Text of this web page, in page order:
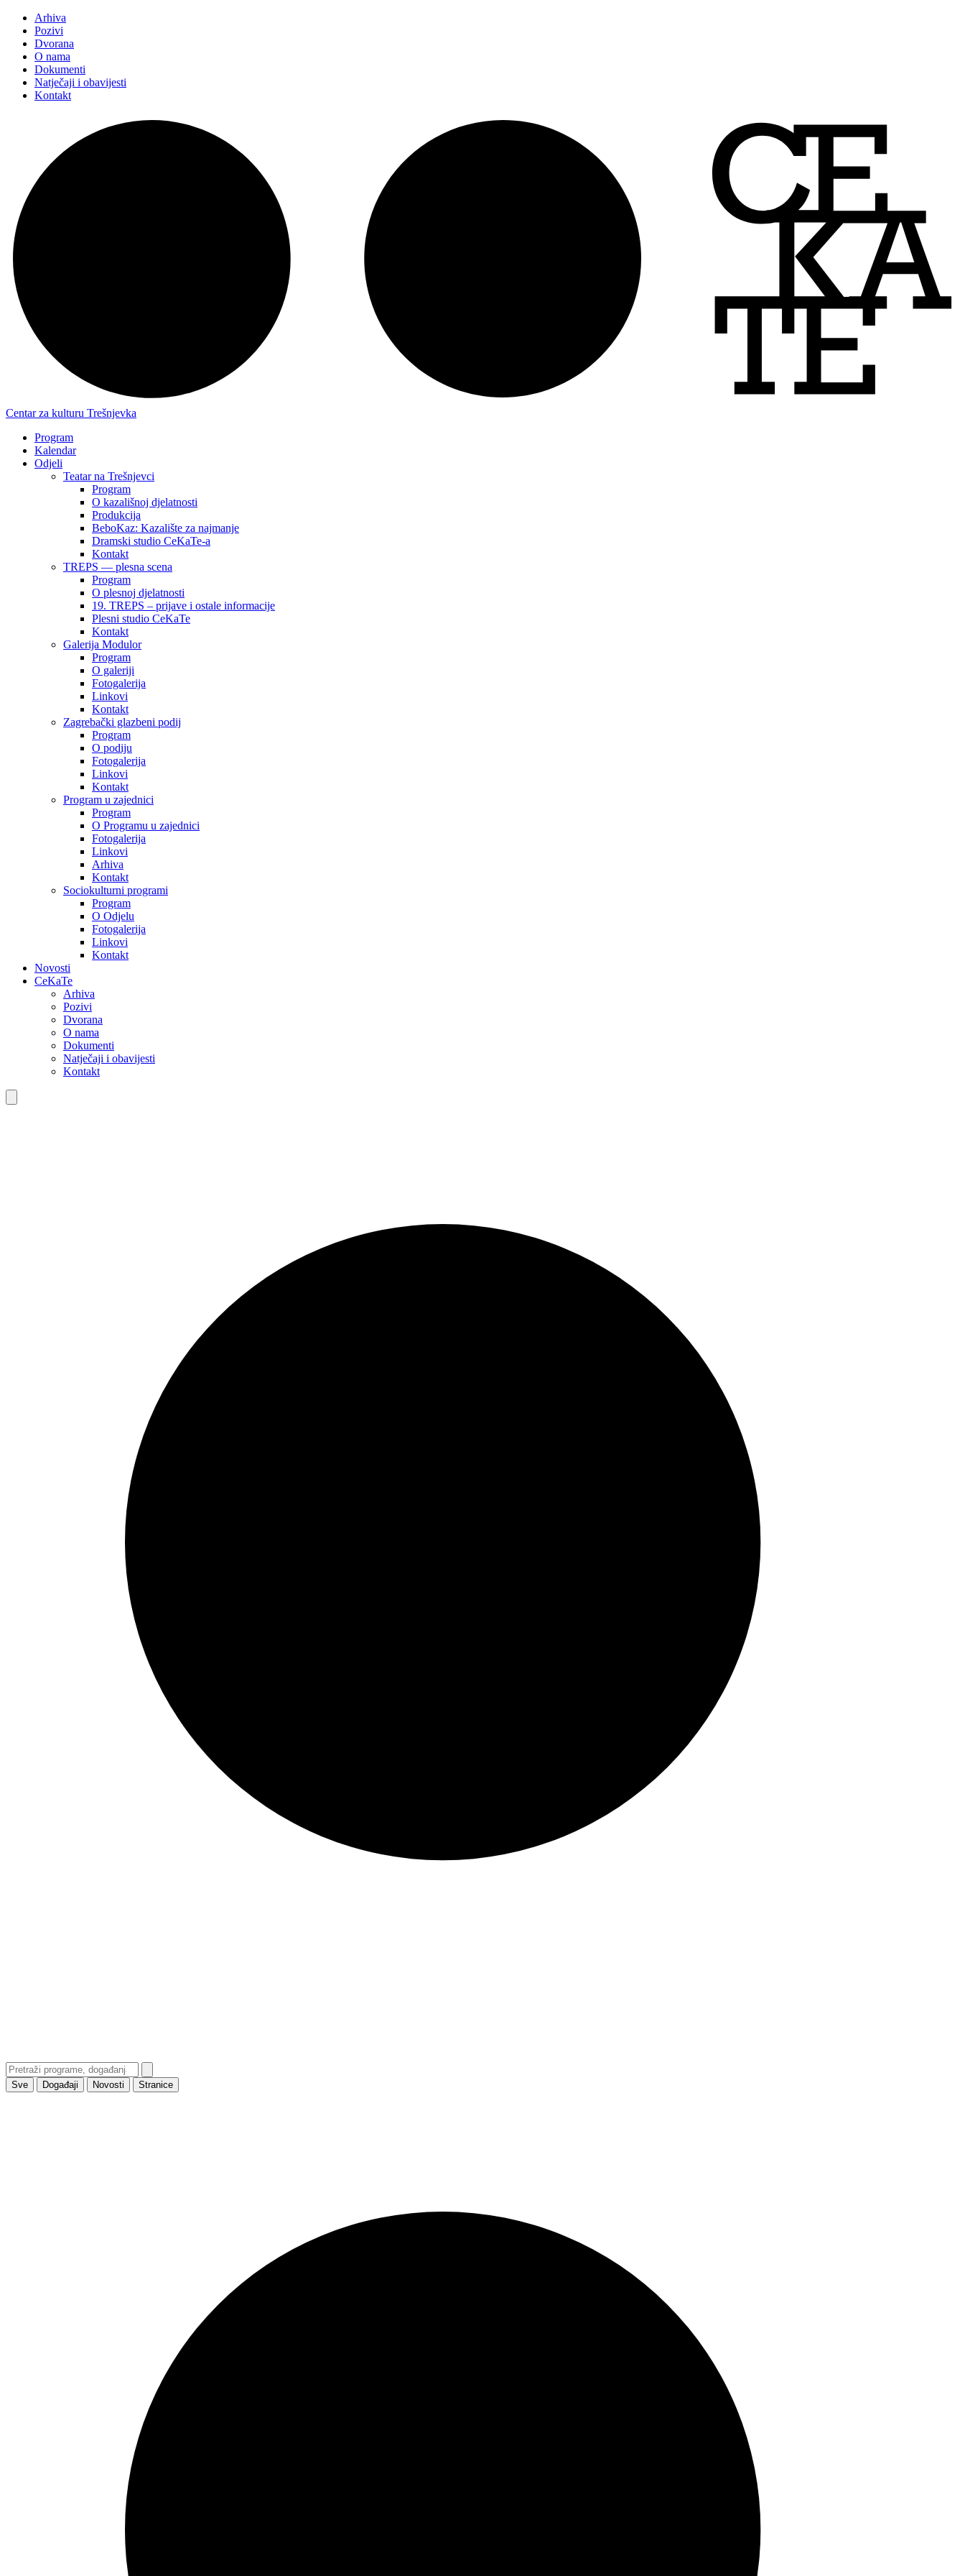
Arhiva
Pozivi
Dvorana
O nama
Dokumenti
Natječaji i obavijesti
Kontakt
Centar za kulturu Trešnjevka
Program
Kalendar
Odjeli
Teatar na Trešnjevci
Program
O kazališnoj djelatnosti
Produkcija
BeboKaz: Kazalište za najmanje
Dramski studio CeKaTe-a
Kontakt
TREPS — plesna scena
Program
O plesnoj djelatnosti
19. TREPS – prijave i ostale informacije
Plesni studio CeKaTe
Kontakt
Galerija Modulor
Program
O galeriji
Fotogalerija
Linkovi
Kontakt
Zagrebački glazbeni podij
Program
O podiju
Fotogalerija
Linkovi
Kontakt
Program u zajednici
Program
O Programu u zajednici
Fotogalerija
Linkovi
Arhiva
Kontakt
Sociokulturni programi
Program
O Odjelu
Fotogalerija
Linkovi
Kontakt
Novosti
CeKaTe
Arhiva
Pozivi
Dvorana
O nama
Dokumenti
Natječaji i obavijesti
Kontakt
Sve Događaji Novosti Stranice